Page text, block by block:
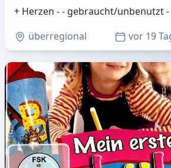
+ Herzen - - gebraucht/unbenutzt -
überregional
vor 19